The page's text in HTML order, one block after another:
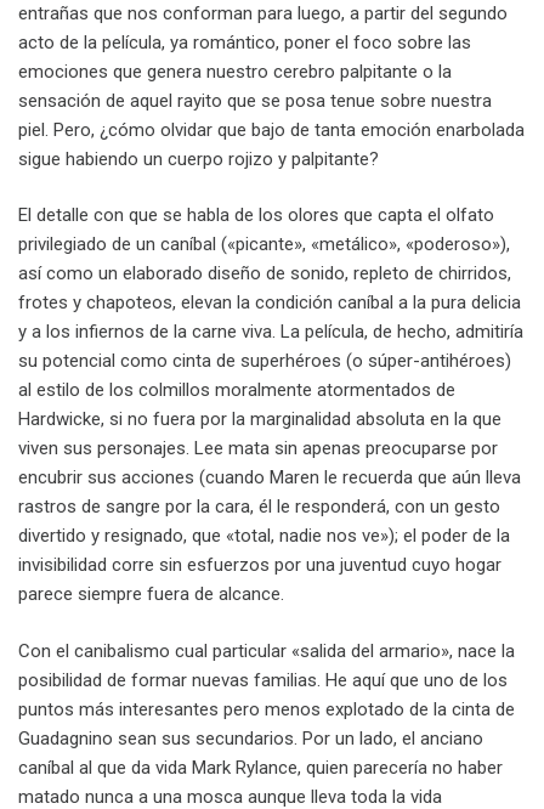
entrañas que nos conforman para luego, a partir del segundo
acto de la película, ya romántico, poner el foco sobre las
emociones que genera nuestro cerebro palpitante o la
sensación de aquel rayito que se posa tenue sobre nuestra
piel. Pero, ¿cómo olvidar que bajo de tanta emoción enarbolada
sigue habiendo un cuerpo rojizo y palpitante?
El detalle con que se habla de los olores que capta el olfato
privilegiado de un caníbal («picante», «metálico», «poderoso»),
así como un elaborado diseño de sonido, repleto de chirridos,
frotes y chapoteos, elevan la condición caníbal a la pura delicia
y a los infiernos de la carne viva. La película, de hecho, admitiría
su potencial como cinta de superhéroes (o súper-antihéroes)
al estilo de los colmillos moralmente atormentados de
Hardwicke, si no fuera por la marginalidad absoluta en la que
viven sus personajes. Lee mata sin apenas preocuparse por
encubrir sus acciones (cuando Maren le recuerda que aún lleva
rastros de sangre por la cara, él le responderá, con un gesto
divertido y resignado, que «total, nadie nos ve»); el poder de la
invisibilidad corre sin esfuerzos por una juventud cuyo hogar
parece siempre fuera de alcance.
Con el canibalismo cual particular «salida del armario», nace la
posibilidad de formar nuevas familias. He aquí que uno de los
puntos más interesantes pero menos explotado de la cinta de
Guadagnino sean sus secundarios. Por un lado, el anciano
caníbal al que da vida Mark Rylance, quien parecería no haber
matado nunca a una mosca aunque lleva toda la vida